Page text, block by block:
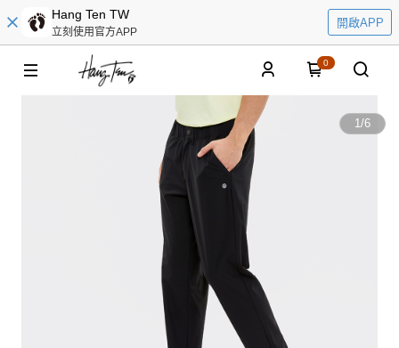
Hang Ten TW
立刻使用官方APP
開啟APP
0
1/6